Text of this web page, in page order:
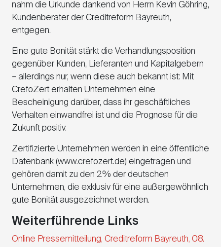
nahm die Urkunde dankend von Herrn Kevin Göhring,
Kundenberater der Creditreform Bayreuth,
entgegen.
Eine gute Bonität stärkt die Verhandlungsposition
gegenüber Kunden, Lieferanten und Kapitalgebern
– allerdings nur, wenn diese auch bekannt ist: Mit
CrefoZert erhalten Unternehmen eine
Bescheinigung darüber, dass ihr geschäftliches
Verhalten einwandfrei ist und die Prognose für die
Zukunft positiv.
Zertifizierte Unternehmen werden in eine öffentliche
Datenbank (www.crefozert.de) eingetragen und
gehören damit zu den 2% der deutschen
Unternehmen, die exklusiv für eine außergewöhnlich
gute Bonität ausgezeichnet werden.
Weiterführende Links
Online Pressemitteilung, Creditreform Bayreuth, 08.